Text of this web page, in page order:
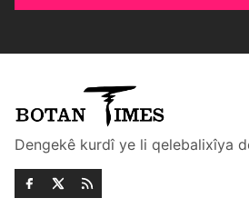
Dengekê kurdî ye li qelebalixîya